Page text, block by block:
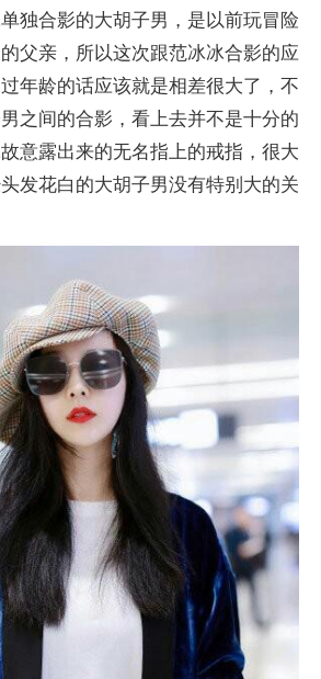
独合影的大胡子男，是以前玩冒险
父亲，所以这次跟范冰冰合影的应
年龄的话应该就是相差很大了，不
之间的合影，看上去并不是十分的
意露出来的无名指上的戒指，很大
发花白的大胡子男没有特别大的关